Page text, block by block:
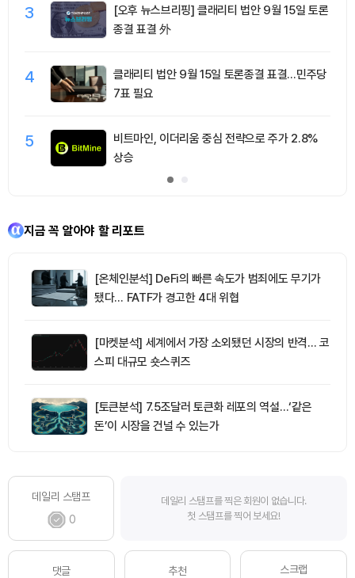
3
[오후 뉴스브리핑] 클래리티 법안 9월 15일 토론
종결 표결 外
4
클래리티 법안 9월 15일 토론종결 표결…민주당
7표 필요
5
비트마인, 이더리움 중심 전략으로 주가 2.8%
상승
지금 꼭 알아야 할 리포트
[온체인분석] DeFi의 빠른 속도가 범죄에도 무기가
됐다… FATF가 경고한 4대 위협
[마켓분석] 세계에서 가장 소외됐던 시장의 반격… 코
스피 대규모 숏스퀴즈
[토큰분석] 7.5조달러 토큰화 레포의 역설…‘같은
돈’이 시장을 건널 수 있는가
데일리 스탬프
0
데일리 스탬프를 찍은 회원이 없습니다.
첫 스탬프를 찍어 보세요!
댓글
추천
스크랩